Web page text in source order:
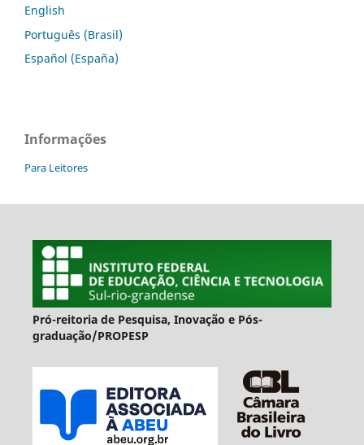
English
Português (Brasil)
Español (España)
Informações
Para Leitores
Pró-reitoria de Pesquisa, Inovação e Pós-
graduação/PROPESP